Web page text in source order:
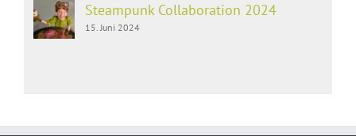
Steampunk Collaboration 2024
15. Juni 2024